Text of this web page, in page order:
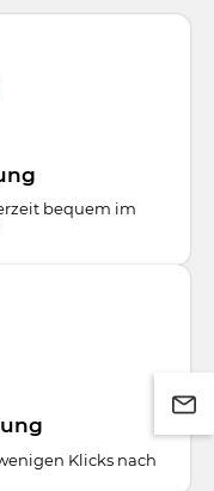
bequem im
Klicks nach